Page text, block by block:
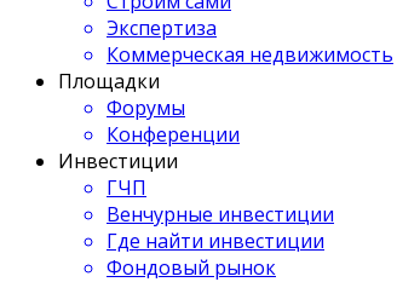
Экспертиза
Коммерческая недвижимость
Площадки
Форумы
Конференции
Инвестиции
ГЧП
Венчурные инвестиции
Где найти инвестиции
Фондовый рынок